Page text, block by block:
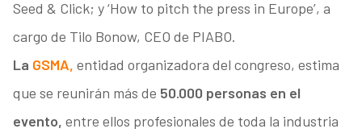
Seed & Click; y ‘How to pitch the press in Europe’, a
cargo de Tilo Bonow, CEO de PIABO.
La GSMA, entidad organizadora del congreso, estima
que se reunirán más de 50.000 personas en el
evento, entre ellos profesionales de toda la industria